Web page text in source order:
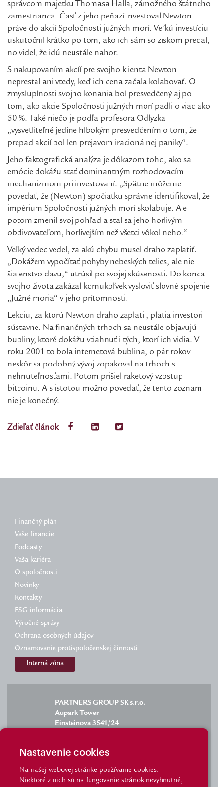
Nastavenie cookies
Na našej webovej stránke používame cookies.
Niektoré z nich sú na fungovanie stránok nevyhnutné,
správcom majetku Thomasa Halla, zámožného štátneho
zamestnanca. Časť z jeho peňazí investoval Newton
práve do akcií Spoločnosti južných morí. Veľkú investíciu
uskutočnil krátko po tom, ako ich sám so ziskom predal,
no videl, že idú neustále nahor.
S nakupovaním akcíí pre svojho klienta Newton
neprestal ani vtedy, keď ich cena začala kolabovať. O
zmysluplnosti svojho konania bol presvedčený aj po
tom, ako akcie Spoločnosti južných morí padli o viac ako
50 %. Také niečo je podľa profesora Odlyzka
„vysvetliteľné jedine hlbokým presvedčením o tom, že
prepad akcií bol len prejavom iracionálnej paniky“.
Jeho faktografická analýza je dôkazom toho, ako sa
emócie dokážu stať dominantným rozhodovacím
mechanizmom pri investovaní. „Spätne môžeme
povedať, že (Newton) spočiatku správne identifikoval, že
impérium Spoločnosti južných morí skolabuje. Ale
potom zmenil svoj pohľad a stal sa jeho horlivým
obdivovateľom, horlivejším než všetci vôkol neho.“
Veľký vedec vedel, za akú chybu musel draho zaplatiť.
„Dokážem vypočítať pohyby nebeských telies, ale nie
šialenstvo davu,“ utrúsil po svojej skúsenosti. Do konca
svojho života zakázal komukoľvek vysloviť slovné spojenie
„Južné moria“ v jeho prítomnosti.
Lekciu, za ktorú Newton draho zaplatil, platia investori
sústavne. Na finančných trhoch sa neustále objavujú
bubliny, ktoré dokážu vtiahnuť i tých, ktorí ich vidia. V
roku 2001 to bola internetová bublina, o pár rokov
neskôr sa podobný vývoj zopakoval na trhoch s
nehnuteľnosťami. Potom prišiel raketový vzostup
bitcoinu. A s istotou možno povedať, že tento zoznam
nie je konečný.
Zdieľať článok
Finančný plán
Vaše financie
Podcasty
Vaša kariéra
O spoločnosti
Novinky
Kontakty
ESG informácia
Výročné správy
Ochrana osobných údajov
Oznamovanie protispoločenskej činnosti
Interná zóna
PARTNERS GROUP SK s.r.o.
Aupark Tower
Einsteinova 3541/24